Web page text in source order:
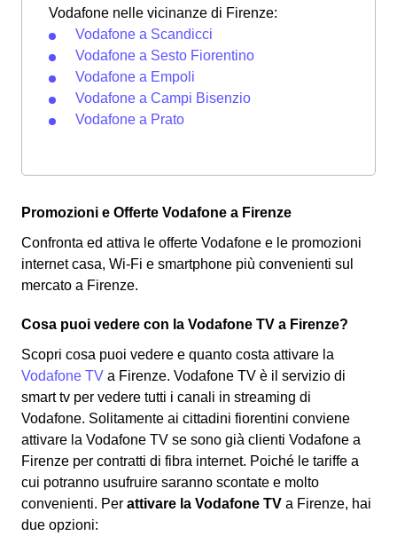
Vodafone nelle vicinanze di Firenze:
Vodafone a Scandicci
Vodafone a Sesto Fiorentino
Vodafone a Empoli
Vodafone a Campi Bisenzio
Vodafone a Prato
Promozioni e Offerte Vodafone a Firenze
Confronta ed attiva le offerte Vodafone e le promozioni
internet casa, Wi-Fi e smartphone più convenienti sul
mercato a Firenze.
Cosa puoi vedere con la Vodafone TV a Firenze?
Scopri cosa puoi vedere e quanto costa attivare la
Vodafone TV a Firenze. Vodafone TV è il servizio di
smart tv per vedere tutti i canali in streaming di
Vodafone. Solitamente ai cittadini fiorentini conviene
attivare la Vodafone TV se sono già clienti Vodafone a
Firenze per contratti di fibra internet. Poiché le tariffe a
cui potranno usufruire saranno scontate e molto
convenienti. Per attivare la Vodafone TV a Firenze, hai
due opzioni: